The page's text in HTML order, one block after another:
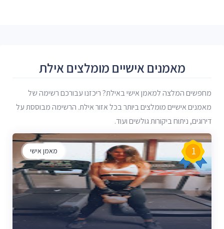
מאמנים אישיים מומלצים אילת
מחפשים המלצה למאמן אישי באילת? ריכזנו עבורכם רשימה של
מאמנים אישיים מומלצים ביותר בכל אזור אילת. הרשימה מבוססת על
דירוגים, ניתוח ביקורות גולשים ועוד.
מאמן אישי 1